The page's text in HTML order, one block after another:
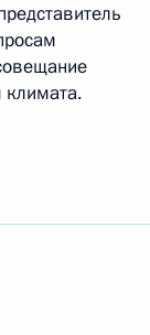
климата.